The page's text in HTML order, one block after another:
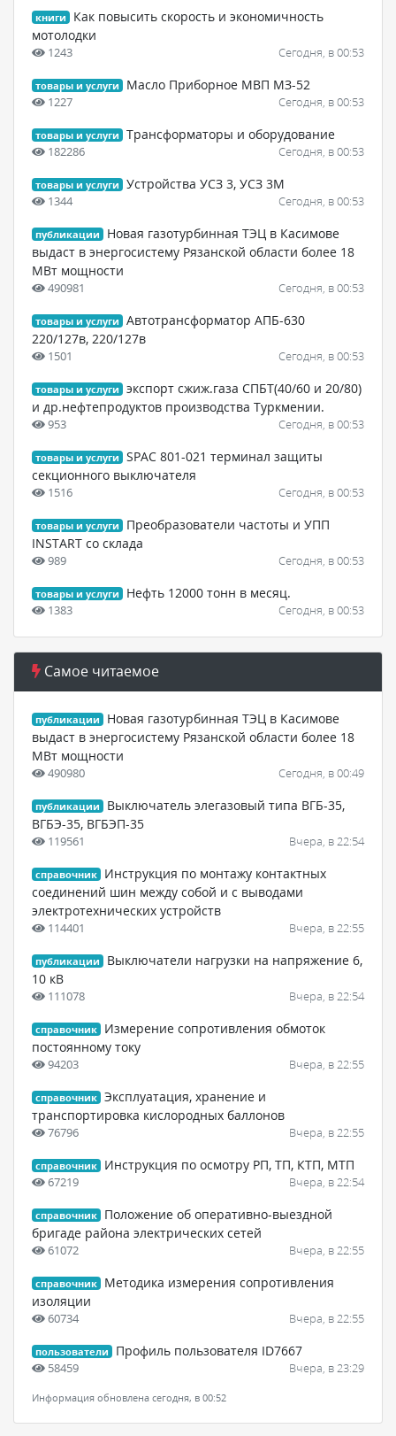
книги
Как повысить скорость и экономичность
мотолодки
1243 Сегодня, в 00:53
товары и услуги Масло Приборное МВП МЗ-52
1227 Сегодня, в 00:53
товары и услуги Трансформаторы и оборудование
182286 Сегодня, в 00:53
товары и услуги Устройства УСЗ 3, УСЗ 3М
1344 Сегодня, в 00:53
публикации
Новая газотурбинная ТЭЦ в Касимове
выдаст в энергосистему Рязанской области более 18
МВт мощности
490981 Сегодня, в 00:53
товары и услуги
Автотрансформатор АПБ-630
220/127в, 220/127в
1501 Сегодня, в 00:53
товары и услуги
экспорт сжиж.газа СПБТ(40/60 и 20/80)
и др.нефтепродуктов производства Туркмении.
953 Сегодня, в 00:53
товары и услуги
SPAC 801-021 терминал защиты
секционного выключателя
1516 Сегодня, в 00:53
товары и услуги
Преобразователи частоты и УПП
INSTART со склада
989 Сегодня, в 00:53
товары и услуги Нефть 12000 тонн в месяц.
1383 Сегодня, в 00:53
Самое читаемое
публикации
Новая газотурбинная ТЭЦ в Касимове
выдаст в энергосистему Рязанской области более 18
МВт мощности
490980 Сегодня, в 00:49
публикации
Выключатель элегазовый типа ВГБ-35,
ВГБЭ-35, ВГБЭП-35
119561 Вчера, в 22:54
справочник
Инструкция по монтажу контактных
соединений шин между собой и с выводами
электротехнических устройств
114401 Вчера, в 22:55
публикации
Выключатели нагрузки на напряжение 6,
10 кВ
111078 Вчера, в 22:54
справочник
Измерение сопротивления обмоток
постоянному току
94203 Вчера, в 22:55
справочник Эксплуатация, хранение и
транспортировка кислородных баллонов
76796 Вчера, в 22:55
справочник Инструкция по осмотру РП, ТП, КТП, МТП
67219 Вчера, в 22:54
справочник
Положение об оперативно-выездной
бригаде района электрических сетей
61072 Вчера, в 22:55
справочник
Методика измерения сопротивления
изоляции
60734 Вчера, в 22:55
пользователи Профиль пользователя ID7667
58459 Вчера, в 23:29
Информация обновлена сегодня, в 00:52